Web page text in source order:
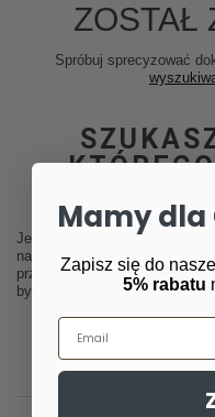
ZOSTAŁ
Spróbuj sprecyzować
Jeśli nie znalazłeś w naszej
naszym sklepie, możesz
przesłać nam opis szukanego
być
Mamy dla
Zapisz się do
5% rabatu
Email